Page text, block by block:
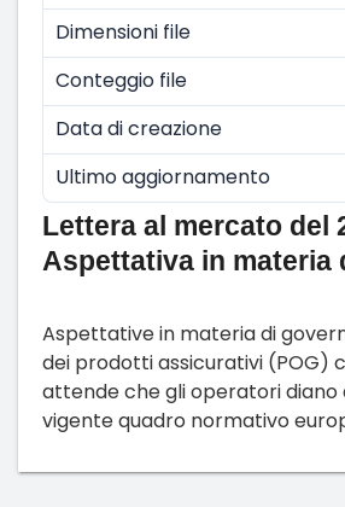
Dimensioni file
Conteggio file
Data di creazione
Ultimo aggiornamento
Lettera al mercato del
Aspettativa in materia
Aspettative in materia di
dei prodotti assicurativi (POG)
attende che gli operatori diano
vigente quadro normativo